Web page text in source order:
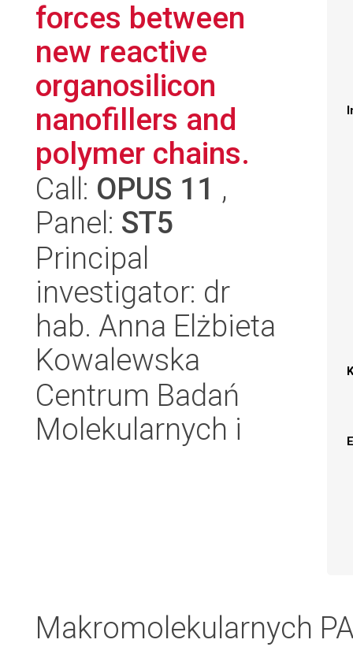
forces between
new reactive
organosilicon
nanofillers and
polymer chains.
Call: OPUS 11 ,
Panel: ST5
Principal
investigator: dr
hab. Anna Elżbieta
Kowalewska
Centrum Badań
Molekularnych i
Makromolekularnych